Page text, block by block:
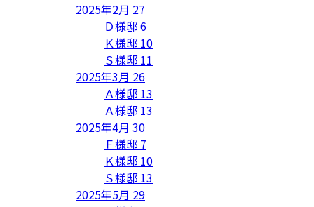
2025年2月 27
Ｄ様邸6
Ｋ様邸 10
Ｓ様邸 11
2025年3月 26
Ａ様邸 13
Ａ様邸 13
2025年4月 30
Ｆ様邸 7
Ｋ様邸 10
Ｓ様邸 13
2025年5月 29